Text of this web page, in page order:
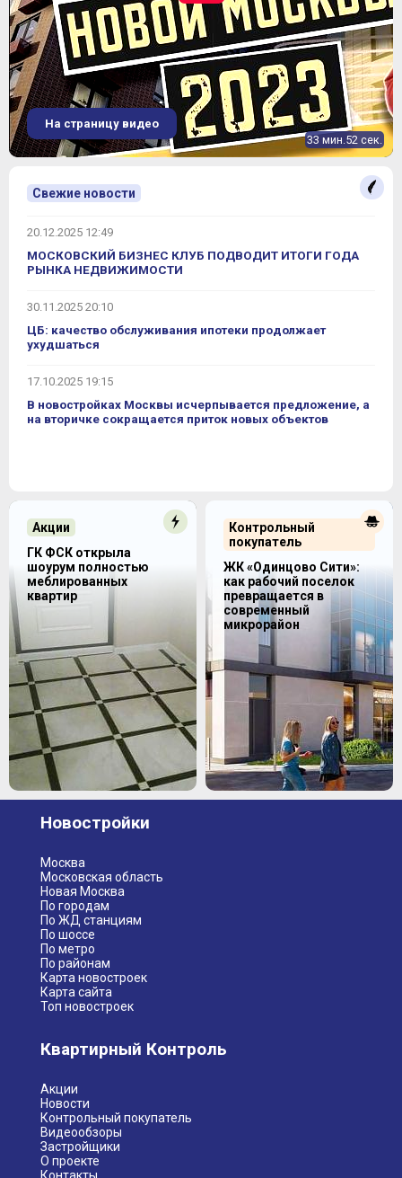
33 мин.52 сек.
На страницу видео
Свежие новости
20.12.2025 12:49
МОСКОВСКИЙ БИЗНЕС КЛУБ ПОДВОДИТ ИТОГИ ГОДА
РЫНКА НЕДВИЖИМОСТИ
30.11.2025 20:10
ЦБ: качество обслуживания ипотеки продолжает
ухудшаться
17.10.2025 19:15
В новостройках Москвы исчерпывается предложение, а
на вторичке сокращается приток новых объектов
Контрольный
покупатель
ЖК «Одинцово Сити»:
как рабочий поселок
превращается в
современный
микрорайон
Акции
ГК ФСК открыла
шоурум полностью
меблированных
квартир
Новостройки
Москва
Московская область
Новая Москва
По городам
По ЖД станциям
По шоссе
По метро
По районам
Карта новостроек
Карта сайта
Топ новостроек
Квартирный Контроль
Акции
Новости
Контрольный покупатель
Видеообзоры
Застройщики
О проекте